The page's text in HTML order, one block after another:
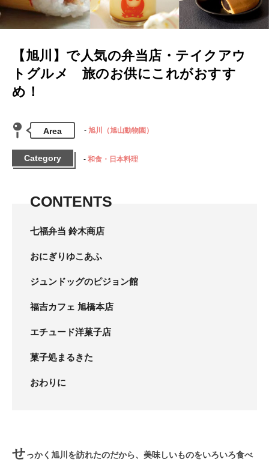
【旭川】で人気の弁当店・テイクアウ
トグルメ 旅のお供にこれがおすす
め！
Area 旭川（旭山動物園）
Category 和食・日本料理
CONTENTS
七福弁当 鈴木商店
おにぎりゆこあふ
ジュンドッグのピジョン館
福吉カフェ 旭橋本店
エチュード洋菓子店
菓子処まるきた
おわりに
せっかく旭川を訪れたのだから、美味しいものをいろいろ食べ